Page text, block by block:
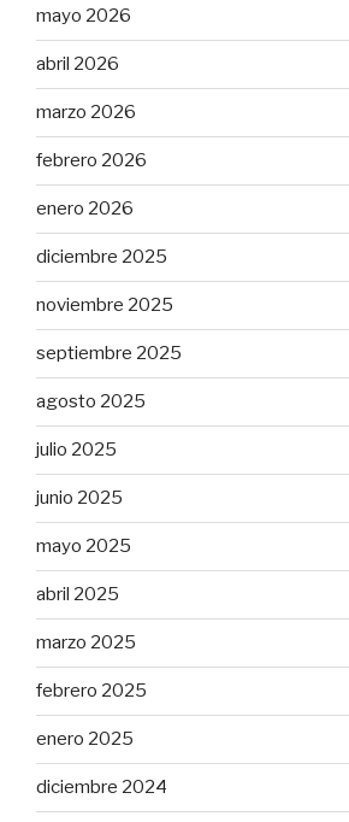
mayo 2026
abril 2026
marzo 2026
febrero 2026
enero 2026
diciembre 2025
noviembre 2025
septiembre 2025
agosto 2025
julio 2025
junio 2025
mayo 2025
abril 2025
marzo 2025
febrero 2025
enero 2025
diciembre 2024